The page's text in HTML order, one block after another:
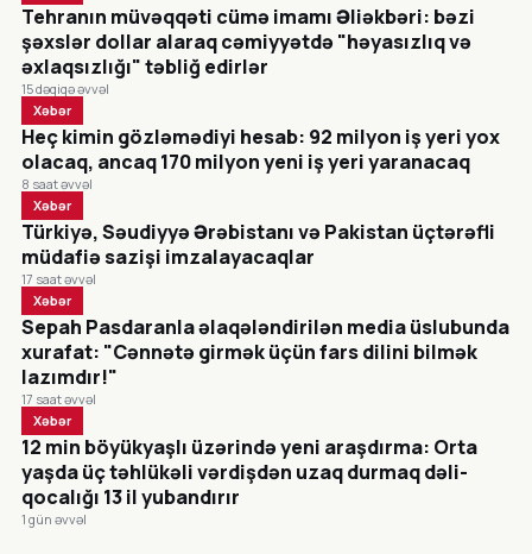
Tehranın müvəqqəti cümə imamı Əliəkbəri: bəzi
şəxslər dollar alaraq cəmiyyətdə "həyasızlıq və
əxlaqsızlığı" təbliğ edirlər
15 dəqiqə əvvəl
Xəbər
Heç kimin gözləmədiyi hesab: 92 milyon iş yeri yox
olacaq, ancaq 170 milyon yeni iş yeri yaranacaq
8 saat əvvəl
Xəbər
Türkiyə, Səudiyyə Ərəbistanı və Pakistan üçtərəfli
müdafiə sazişi imzalayacaqlar
17 saat əvvəl
Xəbər
Sepah Pasdaranla əlaqələndirilən media üslubunda
xurafat: "Cənnətə girmək üçün fars dilini bilmək
lazımdır!"
17 saat əvvəl
Xəbər
12 min böyükyaşlı üzərində yeni araşdırma: Orta
yaşda üç təhlükəli vərdişdən uzaq durmaq dəli-
qocalığı 13 il yubandırır
1 gün əvvəl